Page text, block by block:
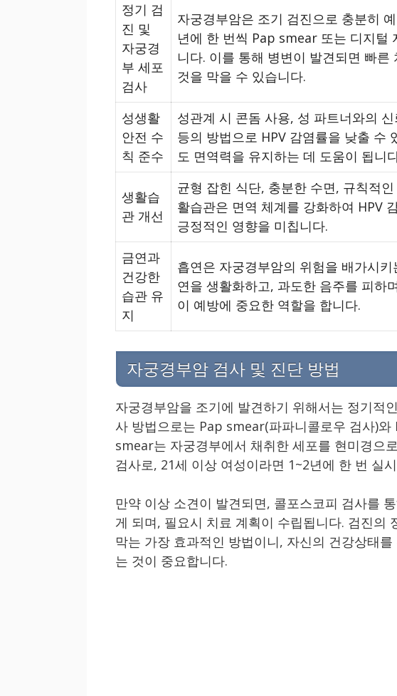
정기 검
진 및
자궁경
부 세포
검사
자궁경부암은 조기 검진으로 충분히
년에 한 번씩 Pap smear 또는 디지털
니다. 이를 통해 병변이 발견되면 빠
것을 막을 수 있습니다.
성생활
안전 수
칙 준수
성관계 시 콘돔 사용, 성 파트너와의
등의 방법으로 HPV 감염률을 낮출 수
도 면역력을 유지하는 데 도움이 됩니
생활습
관 개선
균형 잡힌 식단, 충분한 수면, 규칙적
활습관은 면역 체계를 강화하여 HPV
긍정적인 영향을 미칩니다.
금연과
건강한
습관 유
지
흡연은 자궁경부암의 위험을 배가시
연을 생활화하고, 과도한 음주를 피하
이 예방에 중요한 역할을 합니다.
자궁경부암 검사 및 진단 방법
자궁경부암을 조기에 발견하기 위해서는 정기적
사 방법으로는 Pap smear(파파니콜로우 검사)와
smear는 자궁경부에서 채취한 세포를 현미경으
검사로, 21세 이상 여성이라면 1~2년에 한 번 실
만약 이상 소견이 발견되면, 콜포스코피 검사를
게 되며, 필요시 치료 계획이 수립됩니다. 검진의
막는 가장 효과적인 방법이니, 자신의 건강상태
는 것이 중요합니다.